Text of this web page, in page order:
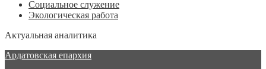
Социальное служение
Экологическая работа
Актуальная аналитика
Ардатовская епархия